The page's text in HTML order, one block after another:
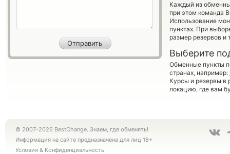
Каждый из
при этом команда
Использование
пунктах. При
размер резервов и
Выберите
Обменные пункты
странах, например:
Курсы и резервы в
локацию, где вам
© 2007-2026 BestChange. Знаем, где обменять!
Информация на сайте предназначена для лиц 18+
Условия & Конфиденциальность